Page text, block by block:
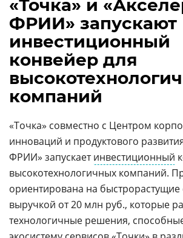
«Точка» и
ФРИИ» запускают
инвестиционный
конвейер для
компаний
«Точка» совместно с Центром
инноваций и продуктового
ФРИИ» запускаетинвестиционный
высокотехнологичных компаний.
ориентирована на быстрорастущие
выручкой от 20 млн руб., которые
технологичные решения,